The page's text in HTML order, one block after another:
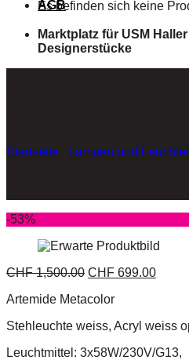
Es befinden sich keine
AGB
Marktplatz für USM
Designerstücke
Startseite Lampen und
-53%
CHF1,500.00 CHF 699.00
Artemide Metacolor
Stehleuchte weiss, Acryl weiss
Leuchtmittel: 3x58W/230V/G13,